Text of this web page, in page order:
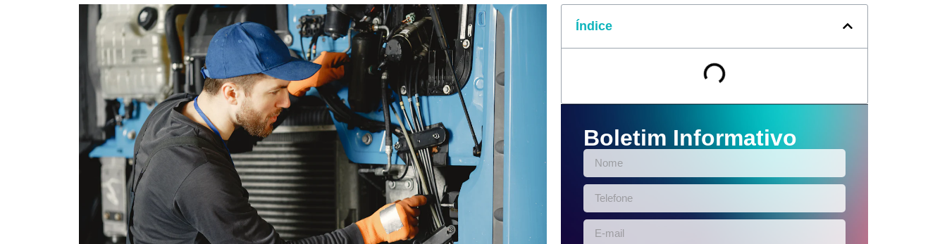
Índice
Boletim Informativo